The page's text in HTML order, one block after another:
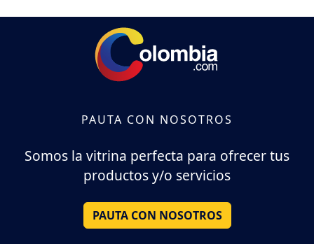
PAUTA CON NOSOTROS
Somos la vitrina perfecta para ofrecer tus
productos y/o servicios
PAUTA CON NOSOTROS